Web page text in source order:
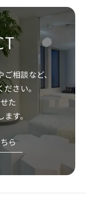
相談など、
さい。
た
す。
ら